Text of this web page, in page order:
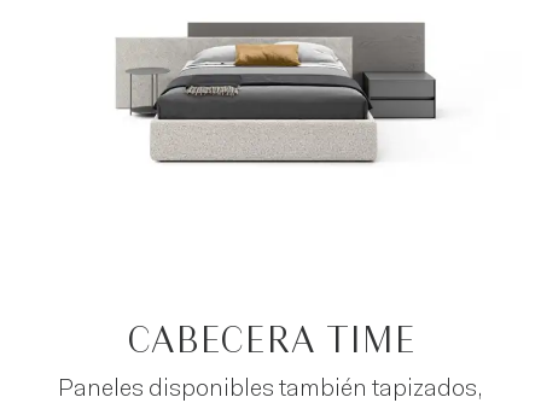
cajoneras y mesitas de noche paracrear un
ambiente acogedor y contemporáneo.
CABECERA TIME
Paneles disponibles también tapizados,